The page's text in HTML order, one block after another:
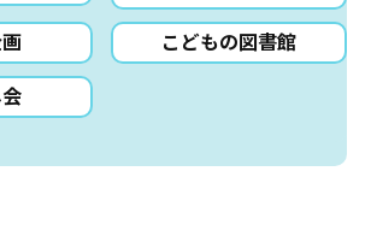
こどもの図書館